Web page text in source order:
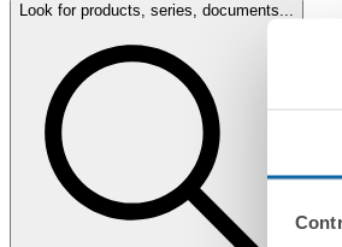
Look for products, series, documents...